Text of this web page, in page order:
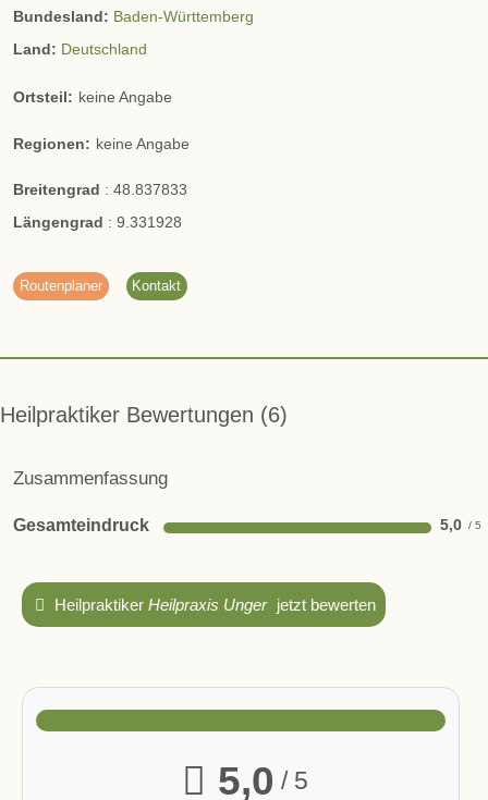
Bundesland: Baden-Württemberg
Land: Deutschland
Ortsteil: keine Angabe
Regionen: keine Angabe
Breitengrad : 48.837833
Längengrad : 9.331928
Routenplaner Kontakt
Heilpraktiker Bewertungen 6
Zusammenfassung
Gesamteindruck 5,0
Heilpraktiker Heilpraxis Unger jetzt bewerten
5,0 / 5